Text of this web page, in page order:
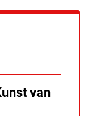
van